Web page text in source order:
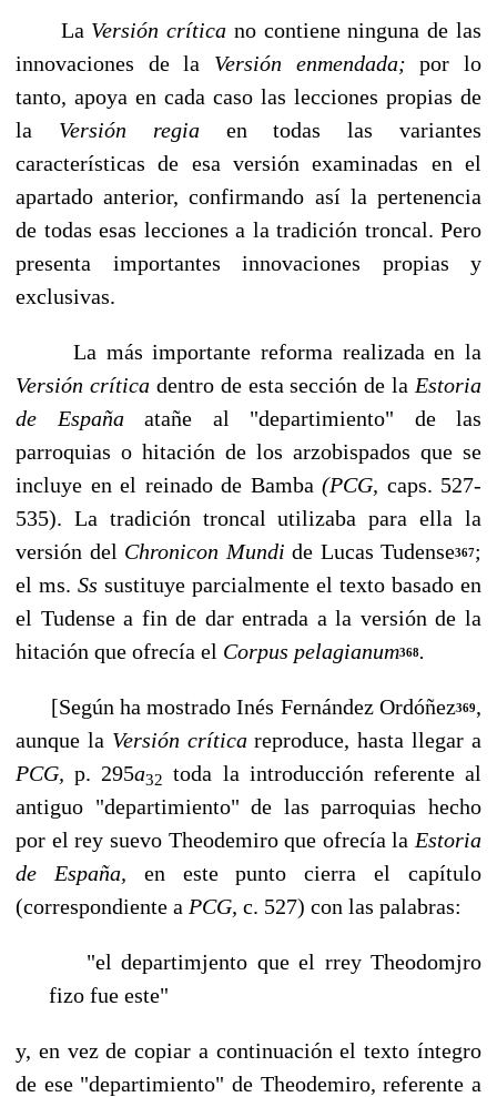
La Versión crítica no contiene ninguna de las
innovaciones de la Versión enmendada;por lo
tanto, apoya en cada caso las lecciones propias de
la Versión regia en todas las variantes
características de esa versión examinadas en el
apartado anterior, con­firmando así la pertenencia
de todas esas lecciones a la tradición troncal. Pero
presen­ta importantes innovaciones propias y
exclusivas.
La más importante reforma realizada en la
Versión crítica dentro de esta sección de la Estoria
de España atañe al "departimiento" de las
parroquias o hitación de los arzo­bispados que se
incluye en el reinado de Bamba (PCG, caps. 527-
535). La tradición troncal utilizaba para ella la
versión del Chronicon Mundi de Lucas Tudense367;
el ms. Ss sustituye parcialmente el texto basado en
el Tudense a fin de dar entrada a la versión de la
hitación que ofrecía el Corpus pelagianum368.
[Según ha mostrado Inés Fernández Ordóñez369,
aunque la Versión críticareproduce, hasta llegar a
PCG,p. 295a32
toda la introducción referente al
antiguo "departimiento" de las parroquias hecho
por el rey suevo Theodemiro que ofrecía la Estoria
de España, en este punto cierra el capítulo
(correspondiente a PCG, c. 527) con las palabras:
"el departimjento que el rrey Theodomjro
fizo fue este"
y, en vez de copiar a continuación el texto íntegro
de ese "departimiento" de Theodemiro, referente a